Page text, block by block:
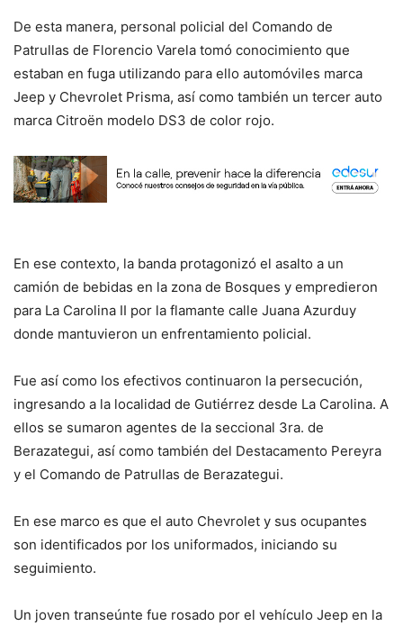
De esta manera, personal policial del Comando de
Patrullas de Florencio Varela tomó conocimiento que
estaban en fuga utilizando para ello automóviles marca
Jeep y Chevrolet Prisma, así como también un tercer auto
marca Citroën modelo DS3 de color rojo.
En ese contexto, la banda protagonizó el asalto a un
camión de bebidas en la zona de Bosques y empredieron
para La Carolina II por la flamante calle Juana Azurduy
donde mantuvieron un enfrentamiento policial.
Fue así como los efectivos continuaron la persecución,
ingresando a la localidad de Gutiérrez desde La Carolina. A
ellos se sumaron agentes de la seccional 3ra. de
Berazategui, así como también del Destacamento Pereyra
y el Comando de Patrullas de Berazategui.
En ese marco es que el auto Chevrolet y sus ocupantes
son identificados por los uniformados, iniciando su
seguimiento.
Un joven transeúnte fue rosado por el vehículo Jeep en la